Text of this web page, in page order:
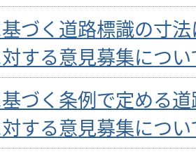
基づく道路標識の寸
対する意見募集につ
基づく条例で定める
対する意見募集につ